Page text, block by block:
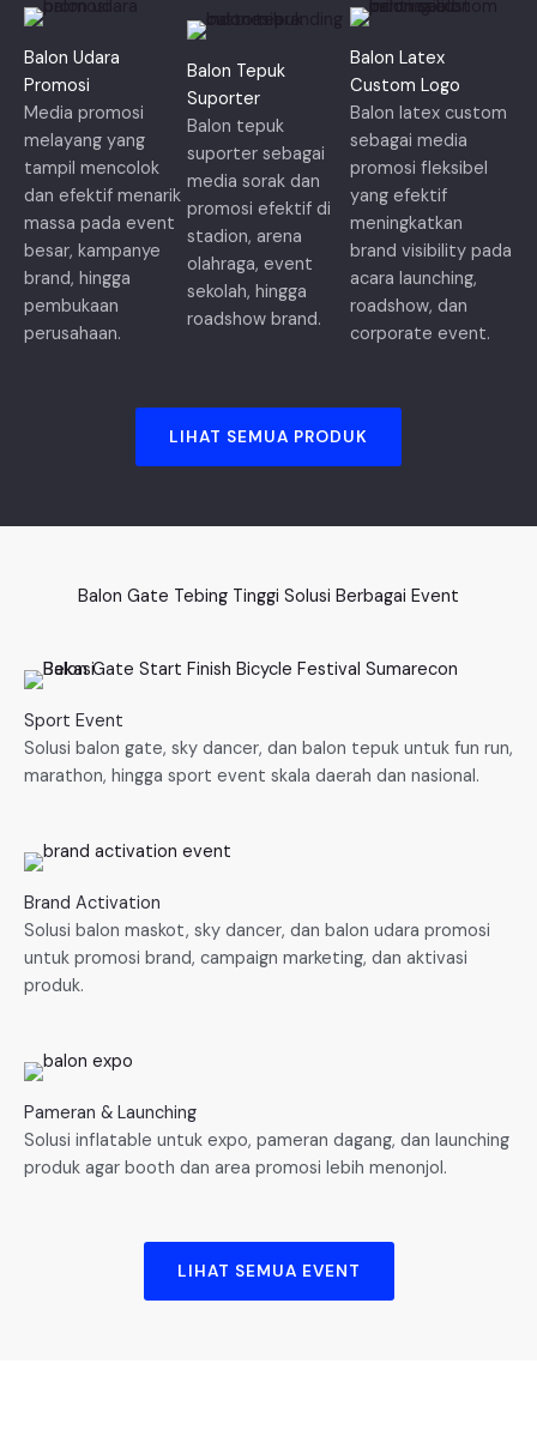
Balon Udara
Promosi
Media promosi
melayang yang
tampil mencolok
dan efektif menarik
massa pada event
besar, kampanye
brand, hingga
pembukaan
perusahaan.
Balon Tepuk
Suporter
Balon tepuk
suporter sebagai
media sorak dan
promosi efektif di
stadion, arena
olahraga, event
sekolah, hingga
roadshow brand.
Balon Latex
Custom Logo
Balon latex custom
sebagai media
promosi fleksibel
yang efektif
meningkatkan
brand visibility pada
acara launching,
roadshow, dan
corporate event.
LIHAT SEMUA PRODUK
Balon Gate Tebing Tinggi Solusi Berbagai Event
Sport Event
Solusi balon gate, sky dancer, dan balon tepuk untuk fun run,
marathon, hingga sport event skala daerah dan nasional.
Brand Activation
Solusi balon maskot, sky dancer, dan balon udara promosi
untuk promosi brand, campaign marketing, dan aktivasi
produk.
Pameran & Launching
Solusi inflatable untuk expo, pameran dagang, dan launching
produk agar booth dan area promosi lebih menonjol.
LIHAT SEMUA EVENT